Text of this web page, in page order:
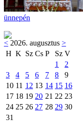
ünnepén
< 2026. augusztus >
H K Sz Cs P Sz V
1
2
3
4 5 6 7 8
9
10 11 12 13 14 15 16
17 18 19 20 21 22 23
24 25 26 27 28 29 30
31